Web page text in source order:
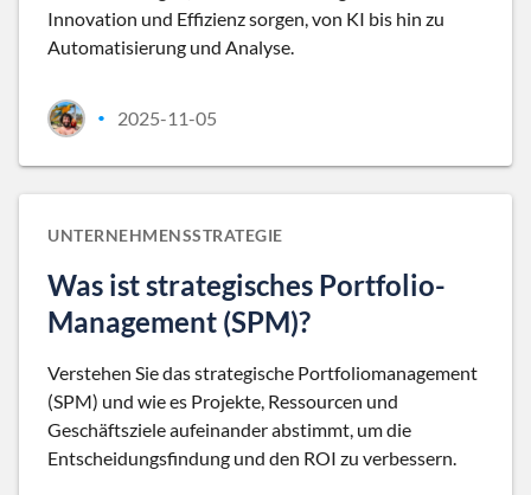
Innovation und Effizienz sorgen, von KI bis hin zu
Automatisierung und Analyse.
• 2025-11-05
UNTERNEHMENSSTRATEGIE
Was ist strategisches Portfolio-
Management (SPM)?
Verstehen Sie das strategische Portfoliomanagement
(SPM) und wie es Projekte, Ressourcen und
Geschäftsziele aufeinander abstimmt, um die
Entscheidungsfindung und den ROI zu verbessern.